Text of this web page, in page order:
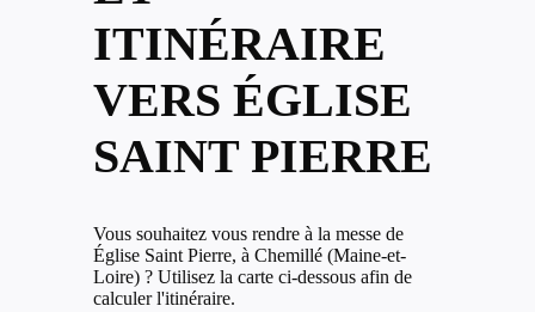
ITINÉRAIRE
VERS ÉGLISE
SAINT PIERRE
Vous souhaitez vous rendre à la messe de
Église Saint Pierre, à Chemillé (Maine-et-
Loire) ? Utilisez la carte ci-dessous afin de
calculer l'itinéraire.